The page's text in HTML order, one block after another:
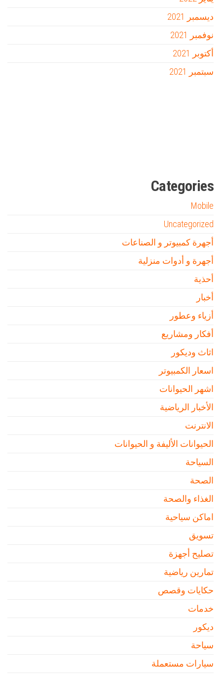
ديسمبر 2021
نوفمبر 2021
أكتوبر 2021
سبتمبر 2021
Categories
Mobile
Uncategorized
أجهرة كمبيوتر و الصناعات
أجهرة و أدوات منزلية
أحذية
أخبار
أزياء وعطور
أفكار ومشاريع
اثاث وديكور
اسعار الكمبيوتر
اشهر الحيوانات
الأخبار الرياضية
الانترنت
الحيوانات الأليفة و الحيوانات
السياحة
الصحة
الغذاء والصحة
اماكن سياحية
تسويق
تصليح أجهزة
تمارين رياضية
حكايات وقصص
خدمات
ديكور
سياحة
سيارات مستعملة